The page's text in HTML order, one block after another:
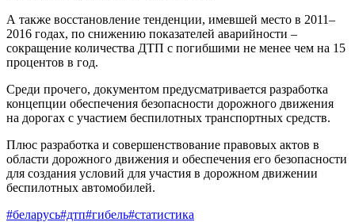
А также восстановление тенденции, имевшей место в 2011–
2016 годах, по снижению показателей аварийности –
сокращение количества ДТП с погибшими не менее чем на 15
процентов в год.
Среди прочего, документом предусматривается разработка
концепции обеспечения безопасности дорожного движения
на дорогах с участием беспилотных транспортных средств.
Плюс разработка и совершенствование правовых актов в
области дорожного движения и обеспечения его безопасности
для создания условий для участия в дорожном движении
беспилотных автомобилей.
#беларусь#дтп#гибель#статистика